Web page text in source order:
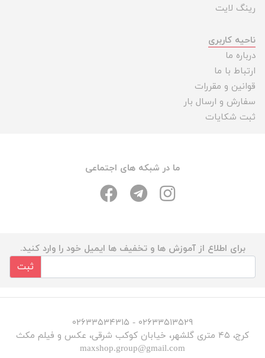
رینگ لایت
ناحیه کاربری
درباره ما
ارتباط با ما
قوانین و مقررات
سفارش و ارسال بار
ثبت شکایات
ما در شبکه های اجتماعی
برای اطلاع از آموزش ها و تخفیف ها ایمیل خود را وارد کنید.
ثبت
۰۲۶۳۳۵۱۳۵۲۹ - ۰۲۶۳۳۵۳۴۳۱۵
کرج، ۴۵ متری گلشهر، خیابان کوکب شرقی، عکس و فیلم مکث
maxshop.group@gmail.com